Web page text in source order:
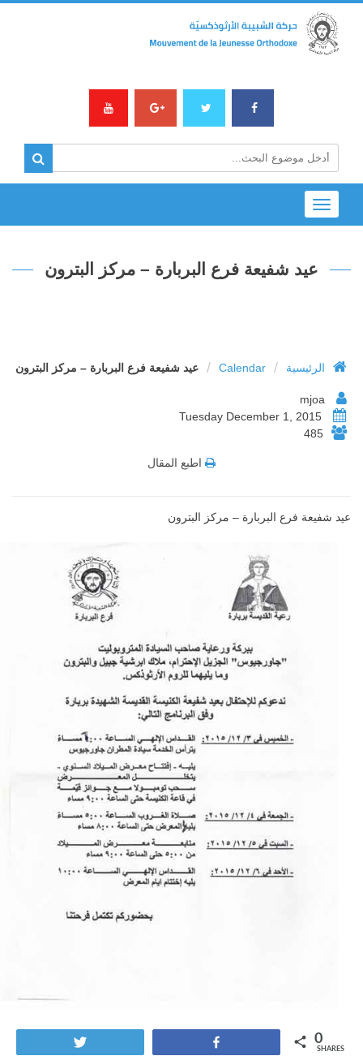
Toggle
navigation
عيد شفيعة فرع البربارة – مركز البترون
الرئيسية /
Calendar
/ عيد شفيعة فرع البربارة – مركز البترون
mjoa
Tuesday December 1, 2015
485
اطبع المقال
عيد شفيعة فرع البربارة – مركز البترون
SHARES